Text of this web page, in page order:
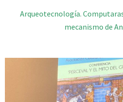
Arqueotecnología.
mecanismo de